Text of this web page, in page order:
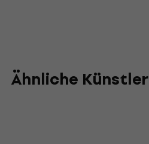
Ähnliche Künstler